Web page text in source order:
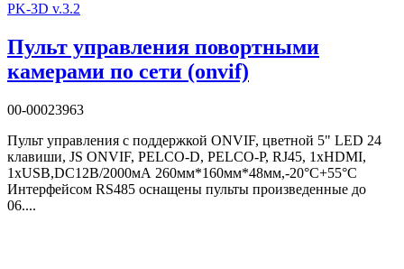
PK-3D v.3.2
Пульт управления повортными
камерами по сети (onvif)
00-00023963
Пульт управления с поддержкой ONVIF, цветной 5" LED 24
клавиши, JS ONVIF, PELCO-D, PELCO-P, RJ45, 1xHDMI,
1xUSB,DC12В/2000мА 260мм*160мм*48мм,-20°C+55°C
Интерфейсом RS485 оснащены пульты произведенные до
06....